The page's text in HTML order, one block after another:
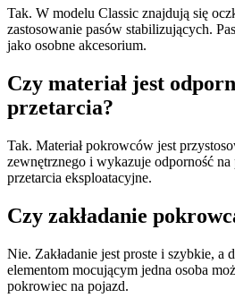
Tak. W modelu Classic znajdują się
zastosowanie pasów stabilizujących.
jako osobne akcesorium.
Czy materiał jest
przetarcia?
Tak. Materiał pokrowców jest
zewnętrznego i wykazuje odporność
przetarcia eksploatacyjne.
Czy zakładanie
Nie. Zakładanie jest proste i szybkie, a
elementom mocującym jedna osoba
pokrowiec na pojazd.